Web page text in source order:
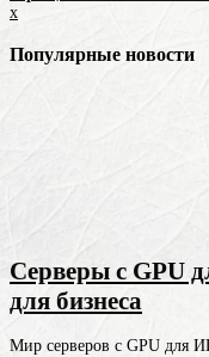
x
Популярные новости
Серверы с GPU
для бизнеса
Мир серверов с GPU для